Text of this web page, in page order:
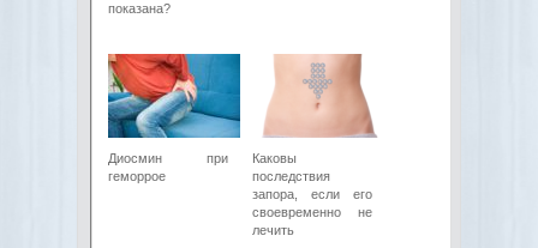
показана?
Диосмин при
геморрое
Каковы
последствия
запора, если его
своевременно не
лечить